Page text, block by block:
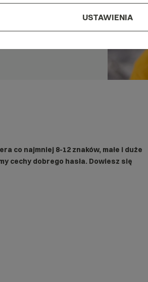
co najmniej 8-12 znaków, małe i duże
cechy dobrego hasła. Dowiesz się
USTAWIENIA